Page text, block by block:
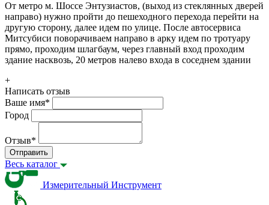
От метро м. Шоссе Энтузиастов, (выход из стеклянных дверей
направо) нужно пройти до пешеходного перехода перейти на
другую сторону, далее идем по улице. После автосервиса
Митсубиси поворачиваем направо в арку идем по тротуару
прямо, проходим шлагбаум, через главный вход проходим
здание насквозь, 20 метров налево входа в соседнем здании
+
Написать отзыв
Ваше имя*
Город
Отзыв*
Отправить
Весь каталог
Измерительный Инструмент